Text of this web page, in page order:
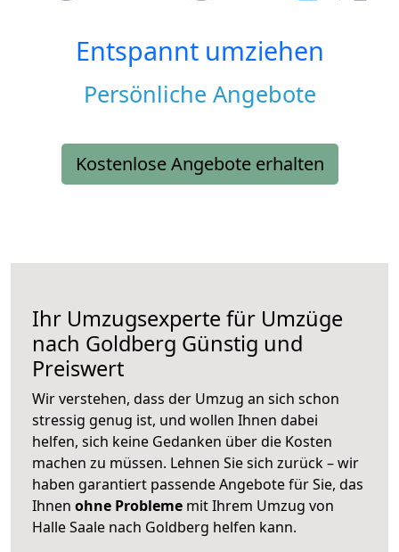
Entspannt umziehen
Persönliche Angebote
Kostenlose Angebote erhalten
Ihr Umzugsexperte für Umzüge
nach Goldberg Günstig und
Preiswert
Wir verstehen, dass der Umzug an sich schon
stressig genug ist, und wollen Ihnen dabei
helfen, sich keine Gedanken über die Kosten
machen zu müssen. Lehnen Sie sich zurück – wir
haben garantiert passende Angebote für Sie, das
Ihnen ohne Probleme mit Ihrem Umzug von
Halle Saale nach Goldberg helfen kann.